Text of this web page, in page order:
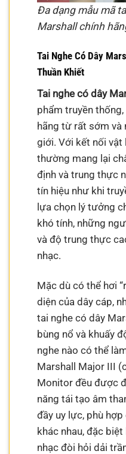
Đa dạng mẫu mã
Marshall chính
Tai Nghe Có Dây
Thuần Khiết
Tai nghe có dây
phẩm truyền
hãng từ rất sớm và
giới. Với kết nối vật
thường mang lại
định và trung thực
tín hiệu như khi
lựa chọn lý tưởng
khó tính, những
và độ trung thực
nhạc.
Mặc dù có thể hơi
diện của dây cáp,
tai nghe có dây
bùng nổ và khuấy
nghe nào có thể
Marshall Major III
Monitor đều được
năng tái tạo âm
đầy uy lực, phù
khác nhau, đặc
nhạc đòi hỏi dải